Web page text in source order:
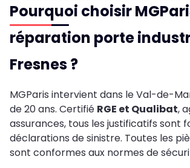
Pourquoi choisir
réparation porte
Fresnes ?
MGParis intervient dans le Val-de-
de 20 ans. Certifié RGE et Qualibat,
assurances, tous les justificatifs sont
déclarations de sinistre. Toutes les
sont conformes aux normes de